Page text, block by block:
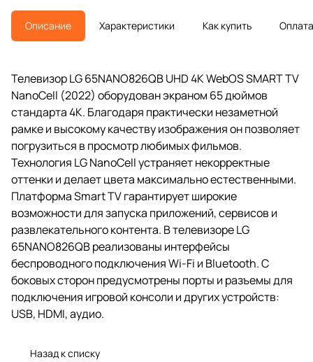
Описание Характеристики Как купить Оплата
Телевизор LG 65NANO826QB UHD 4K WebOS SMART TV
NanoCell (2022) оборудован экраном 65 дюймов
стандарта 4K. Благодаря практически незаметной
рамке и высокому качеству изображения он позволяет
погрузиться в просмотр любимых фильмов.
Технология LG NanoCell устраняет некорректные
оттенки и делает цвета максимально естественными.
Платформа Smart TV гарантирует широкие
возможности для запуска приложений, сервисов и
развлекательного контента. В телевизоре LG
65NANO826QB реализованы интерфейсы
беспроводного подключения Wi-Fi и Bluetooth. С
боковых сторон предусмотрены порты и разъемы для
подключения игровой консоли и других устройств:
USB, HDMI, аудио.
Назад к списку